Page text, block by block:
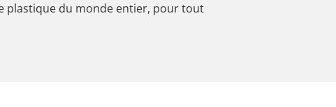
plastique du monde entier, pour tout